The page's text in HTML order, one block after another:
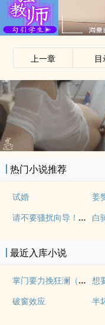
上一章 目
热门小说推荐
试婚
请不要骚扰向导！（哨向NPH）
白
最近入库小说
掌门要力挽狂澜（重生NPH) 想
破窗效应
半